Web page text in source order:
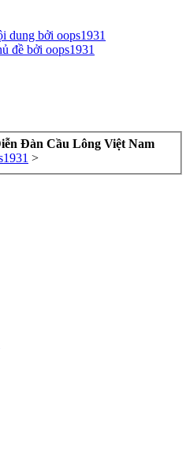
dung bởi oops1931
đề bởi oops1931
Đàn Cầu Lông Việt Nam
>